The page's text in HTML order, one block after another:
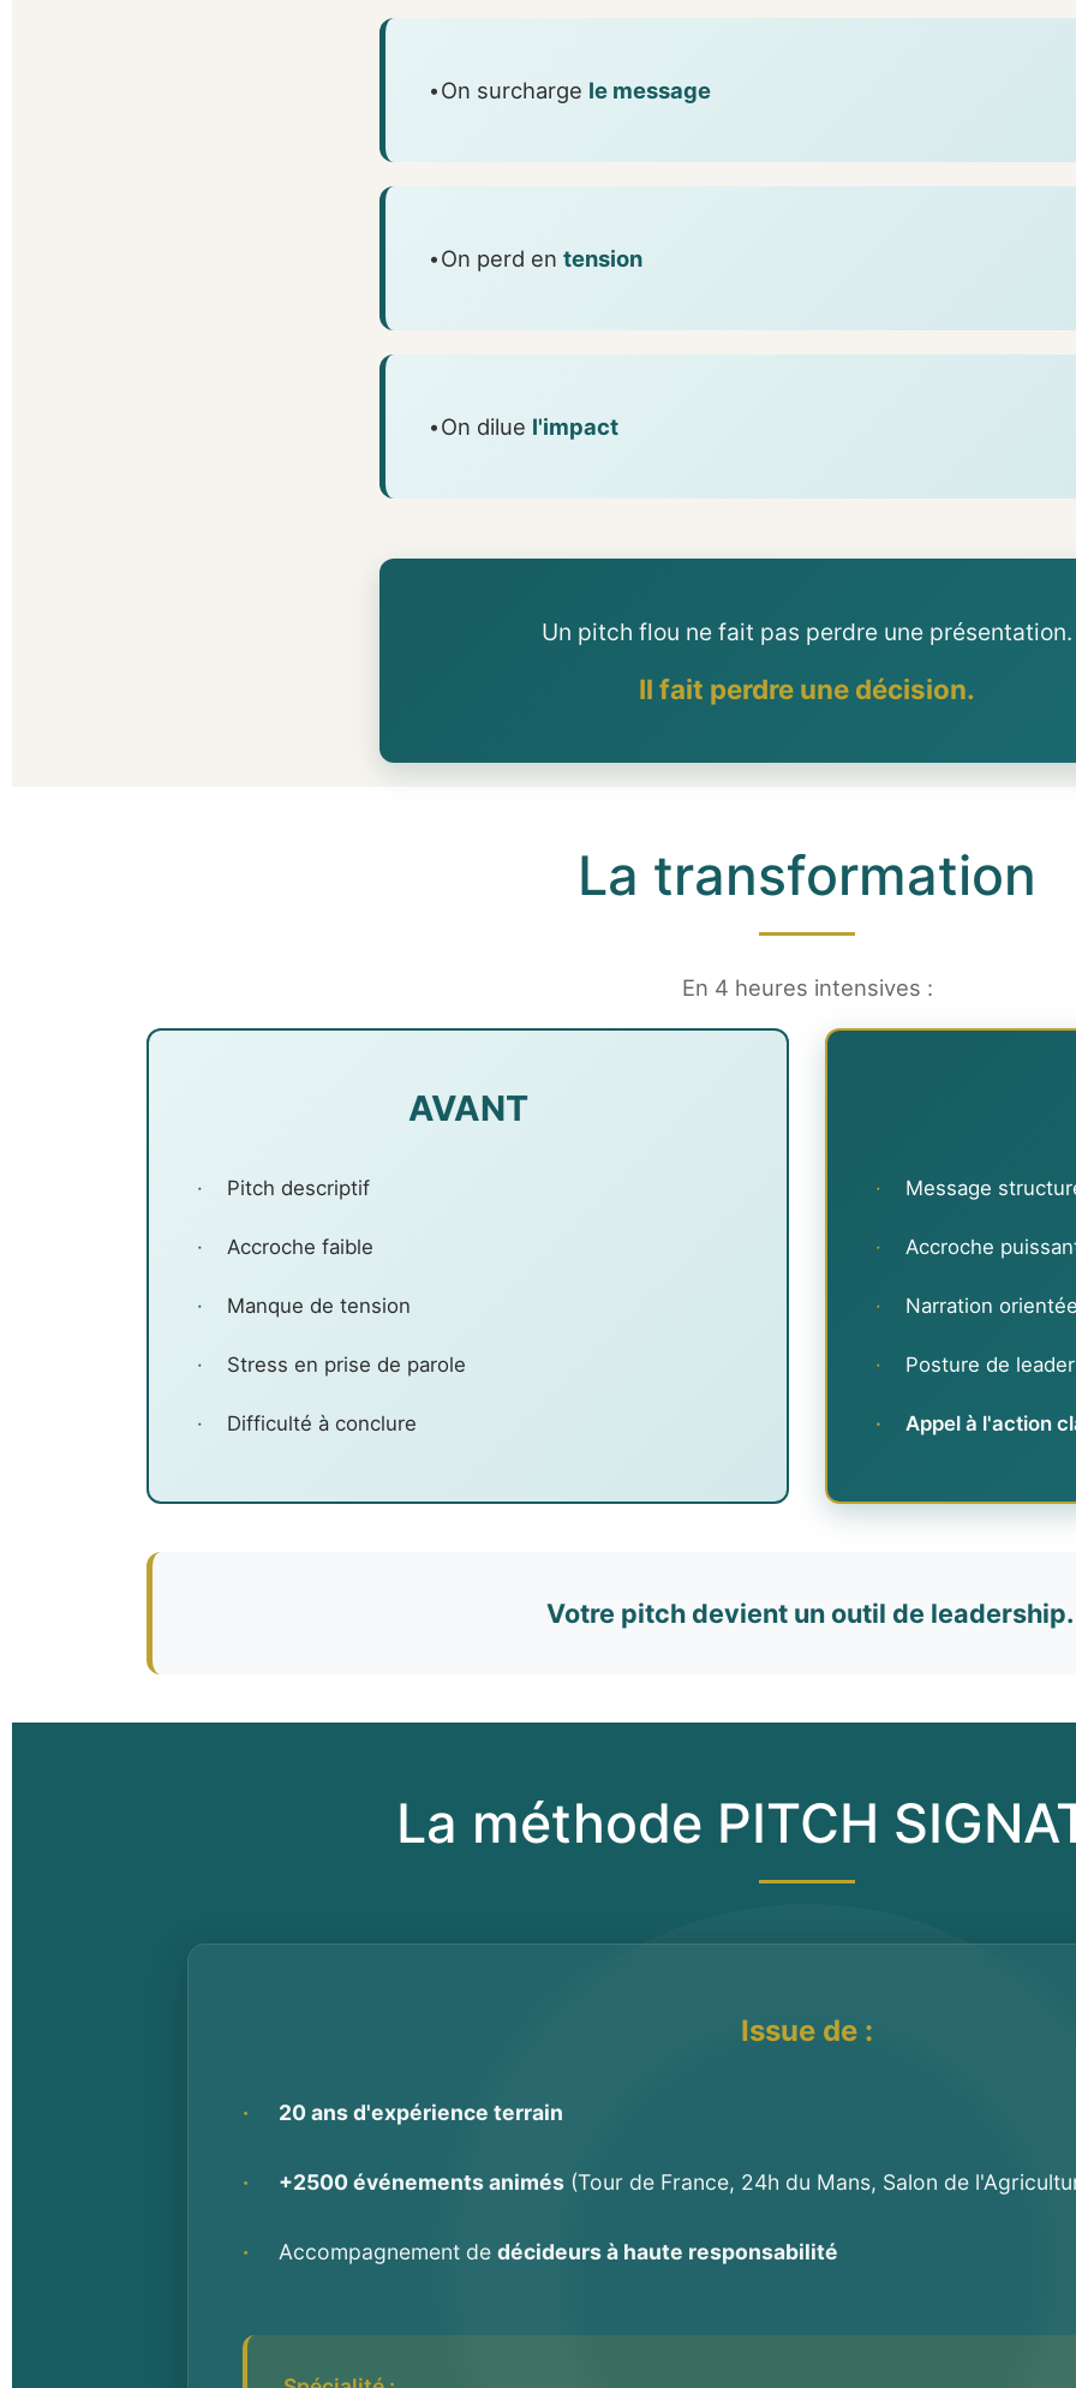
·On surcharge le message
·On perd en tension
·On dilue l'impact
Un pitch flou ne fait pas perdre une présentation.
Il fait perdre une décision.
La transformation
En 4 heures intensives :
AVANT
· Pitch descriptif
· Accroche faible
· Manque de tension
· Stress en prise de parole
· Difficulté à conclure
· Message
· Accroche
· Narration
· Posture de
· Appel à l'action
Votre pitch devient un outil de leadership.
La méthode PITCH
Issue de :
· 20 ans d'expérience terrain
· +2500 événements animés (Tour de France, 24h du Mans, Salon de
· Accompagnement de décideurs à haute responsabilité